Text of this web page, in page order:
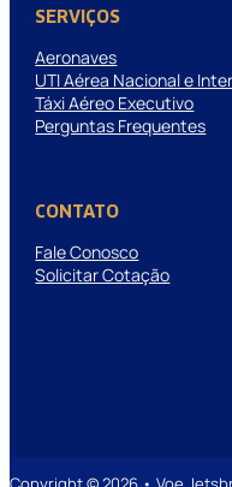
SERVIÇOS
Aeronaves
UTI Aérea Nacional e
Táxi Aéreo Executivo
Perguntas Frequentes
CONTATO
Fale Conosco
Solicitar Cotação